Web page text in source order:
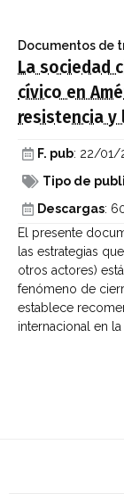
Documentos de
La sociedad
cívico en
resistencia y
F. pub: 22/01/
Tipo de
Descargas:
El presente
las estrategias
otros actores)
fenómeno de
establece
internacional en